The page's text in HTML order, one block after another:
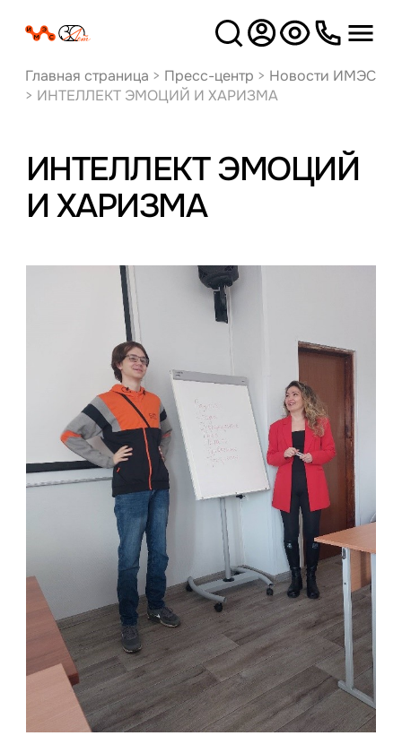
Версия
для слабовидящих
Главная страница > Пресс-центр > Новости ИМЭС
> ИНТЕЛЛЕКТ ЭМОЦИЙ И ХАРИЗМА
ИНТЕЛЛЕКТ ЭМОЦИЙ
И ХАРИЗМА